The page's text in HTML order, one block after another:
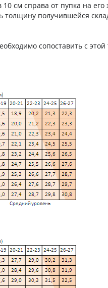
см справа от пупка на
получившейся
сопоставить с этой